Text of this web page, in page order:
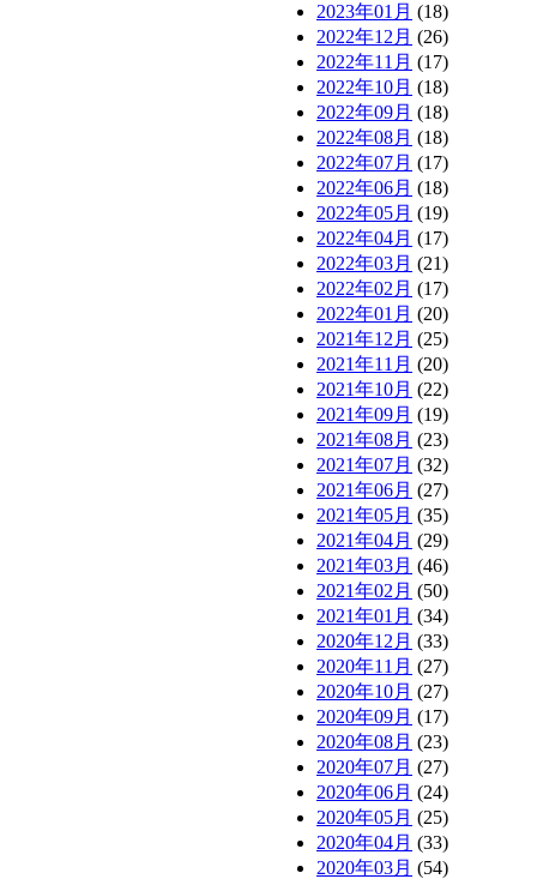
2023年01月 (18)
2022年12月 (26)
2022年11月 (17)
2022年10月 (18)
2022年09月 (18)
2022年08月 (18)
2022年07月 (17)
2022年06月 (18)
2022年05月 (19)
2022年04月 (17)
2022年03月 (21)
2022年02月 (17)
2022年01月 (20)
2021年12月 (25)
2021年11月 (20)
2021年10月 (22)
2021年09月 (19)
2021年08月 (23)
2021年07月 (32)
2021年06月 (27)
2021年05月 (35)
2021年04月 (29)
2021年03月 (46)
2021年02月 (50)
2021年01月 (34)
2020年12月 (33)
2020年11月 (27)
2020年10月 (27)
2020年09月 (17)
2020年08月 (23)
2020年07月 (27)
2020年06月 (24)
2020年05月 (25)
2020年04月 (33)
2020年03月 (54)